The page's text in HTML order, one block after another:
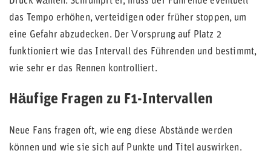
das Tempo erhöhen, verteidigen oder früher stoppen, um
eine Gefahr abzudecken. Der Vorsprung auf Platz 2
funktioniert wie das Intervall des Führenden und bestimmt,
wie sehr er das Rennen kontrolliert.
Häufige Fragen zu F1-Intervallen
Neue Fans fragen oft, wie eng diese Abstände werden
können und wie sie sich auf Punkte und Titel auswirken.